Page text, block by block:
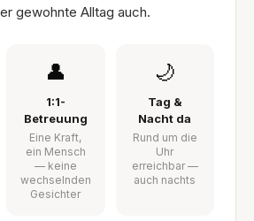
gewohnte Alltag auch.
👤
1:1-
Betreuung
Eine Kraft,
ein Mensch
— keine
wechselnden
Gesichter
🌙
Tag &
Nacht da
Rund um die
Uhr
erreichbar —
auch nachts